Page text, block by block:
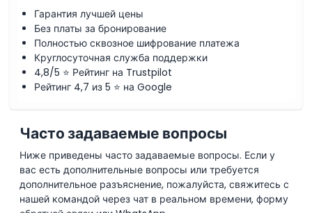
Гарантия лучшей цены
Без платы за бронирование
Полностью сквозное шифрование платежа
Круглосуточная служба поддержки
4,8/5 ⭐ Рейтинг на Trustpilot
Рейтинг 4,7 из 5 ⭐ на Google
Часто задаваемые вопросы
Ниже приведены часто задаваемые вопросы. Если у
вас есть дополнительные вопросы или требуется
дополнительное разъяснение, пожалуйста, свяжитесь с
нашей командой через чат в реальном времени, форму